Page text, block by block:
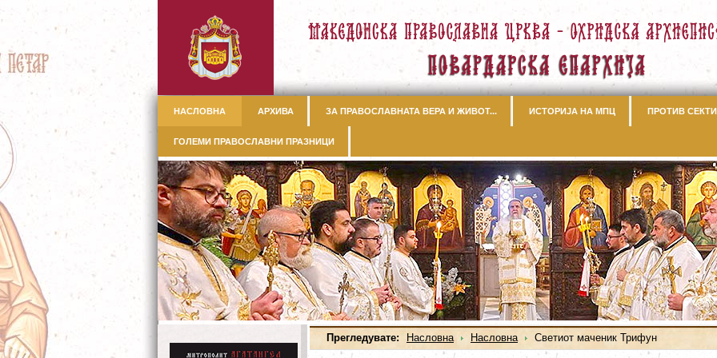
НАСЛОВНА АРХИВА ЗА ПРАВОСЛАВНАТА ВЕРА И ЖИВОТ... ИСТОРИЈА НА МПЦ ПРОТИВ
ГОЛЕМИ ПРАВОСЛАВНИ ПРАЗНИЦИ
Прегледувате: Насловна Насловна Светиот маченик Трифун